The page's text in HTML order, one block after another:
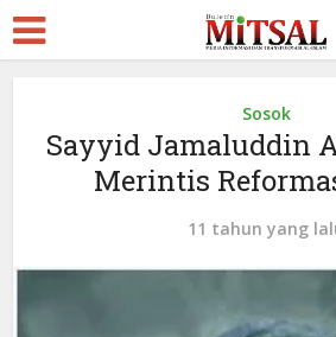
Sosok
Sayyid Jamaluddin
Merintis
11 tahun yang